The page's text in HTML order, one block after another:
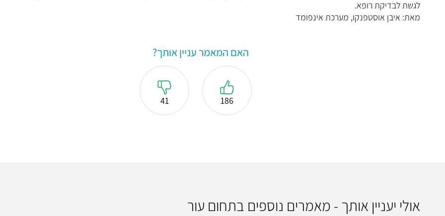
לגשת לבדיקת רופא.
מאת: איבן אוסטפנקו, מערכת אינפומד
האם המאמר עניין אותך?
186
41
אולי יעניין אותך - מאמרים נוספים בתחום עור